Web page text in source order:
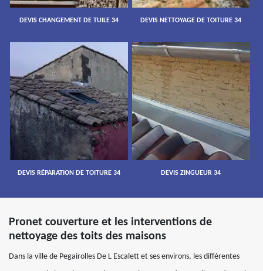
DEVIS CHANGEMENT DE TUILE 34 DEVIS NETTOYAGE DE TOITURE 34
DEVIS RÉPARATION DE TOITURE 34 DEVIS ZINGUEUR 34
Pronet couverture et les interventions de
nettoyage des toits des maisons
Dans la ville de Pegairolles De L Escalett et ses environs, les différentes